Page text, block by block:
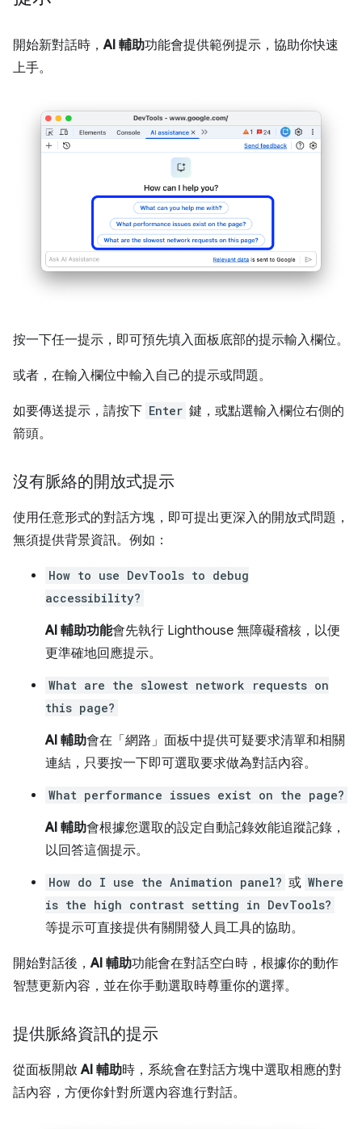
開始新對話時，AI 輔助功能會提供範例提示，協助你快速
上手。
按一下任一提示，即可預先填入面板底部的提示輸入欄位。
或者，在輸入欄位中輸入自己的提示或問題。
如要傳送提示，請按下 Enter 鍵，或點選輸入欄位右側的
箭頭。
沒有脈絡的開放式提示
使用任意形式的對話方塊，即可提出更深入的開放式問題，
無須提供背景資訊。例如：
How to use DevTools to debug
accessibility?
AI 輔助功能會先執行 Lighthouse 無障礙稽核，以便
更準確地回應提示。
What are the slowest network requests on
this page?
AI 輔助會在「網路」 面板中提供可疑要求清單和相關
連結，只要按一下即可選取要求做為對話內容。
What performance issues exist on the page?
AI 輔助會根據您選取的設定自動記錄效能追蹤記錄，
以回答這個提示。
How do I use the Animation panel? 或 Where
is the high contrast setting in DevTools?
等提示可直接提供有關開發人員工具的協助。
開始對話後，AI 輔助功能會在對話空白時，根據你的動作
智慧更新內容，並在你手動選取時尊重你的選擇。
提供脈絡資訊的提示
從面板開啟AI 輔助時，系統會在對話方塊中選取相應的對
話內容，方便你針對所選內容進行對話。